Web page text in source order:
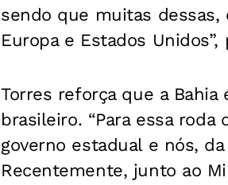
sendo que muitas dessas,
Europa e Estados
Torres reforça que a
brasileiro. “Para essa
governo estadual e nós,
Recentemente, junto ao